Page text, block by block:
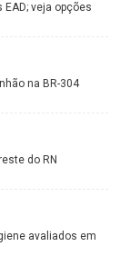
veja opções
na BR-304
do RN
avaliados em